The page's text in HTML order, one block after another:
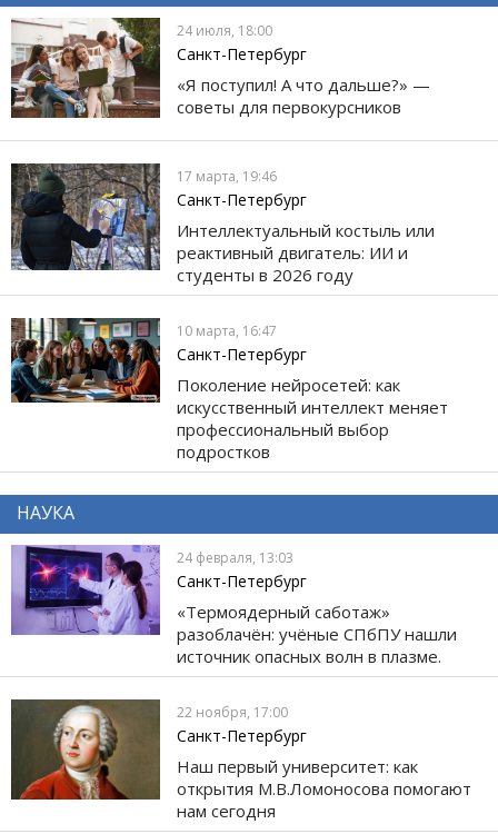
24 июля, 18:00
Санкт-Петербург
«Я поступил! А что дальше?» —
советы для первокурсников
17 марта, 19:46
Санкт-Петербург
Интеллектуальный костыль или
реактивный двигатель: ИИ и
студенты в 2026 году
10 марта, 16:47
Санкт-Петербург
Поколение нейросетей: как
искусственный интеллект меняет
профессиональный выбор
подростков
НАУКА
24 февраля, 13:03
Санкт-Петербург
«Термоядерный саботаж»
разоблачён: учёные СПбПУ нашли
источник опасных волн в плазме.
22 ноября, 17:00
Санкт-Петербург
Наш первый университет: как
открытия М.В.Ломоносова помогают
нам сегодня